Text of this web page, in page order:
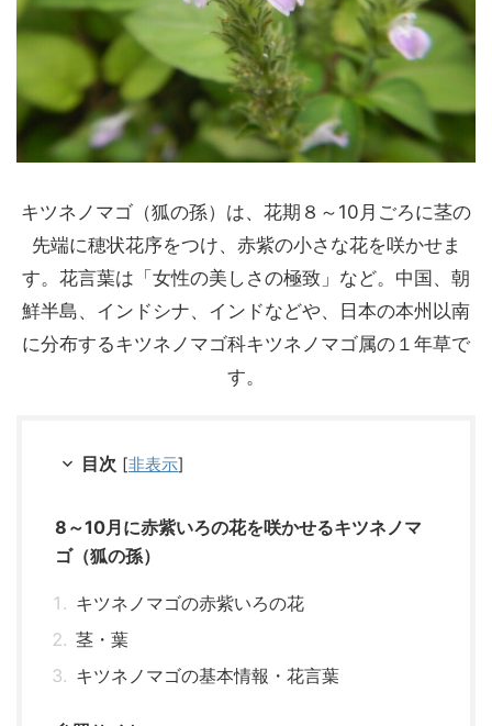
キツネノマゴ（狐の孫）は、花期８～10月ごろに茎の
先端に穂状花序をつけ、赤紫の小さな花を咲かせま
す。花言葉は「女性の美しさの極致」など。中国、朝
鮮半島、インドシナ、インドなどや、日本の本州以南
に分布するキツネノマゴ科キツネノマゴ属の１年草で
す。
目次 [非表示]
8～10月に赤紫いろの花を咲かせるキツネノマ
ゴ（狐の孫）
キツネノマゴの赤紫いろの花
茎・葉
キツネノマゴの基本情報・花言葉